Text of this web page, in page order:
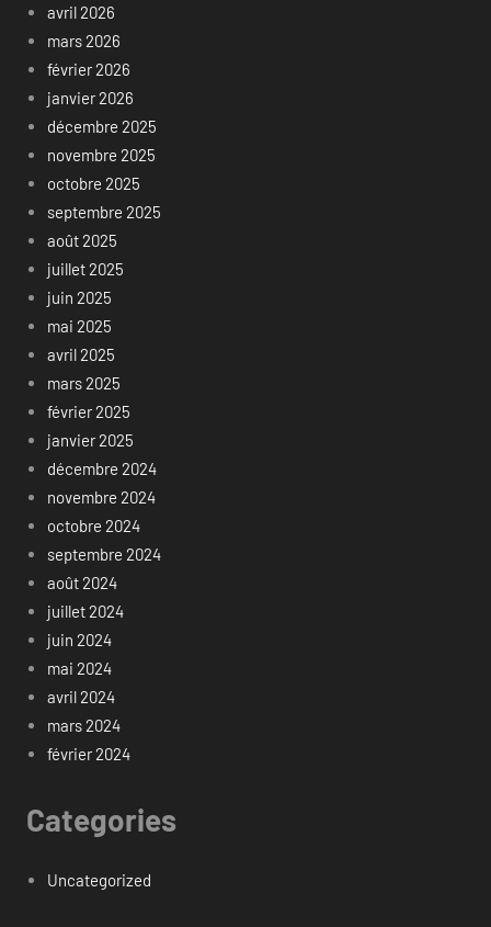
avril 2026
mars 2026
février 2026
janvier 2026
décembre 2025
novembre 2025
octobre 2025
septembre 2025
août 2025
juillet 2025
juin 2025
mai 2025
avril 2025
mars 2025
février 2025
janvier 2025
décembre 2024
novembre 2024
octobre 2024
septembre 2024
août 2024
juillet 2024
juin 2024
mai 2024
avril 2024
mars 2024
février 2024
Categories
Uncategorized